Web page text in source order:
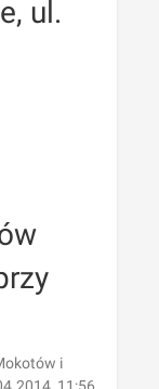
ul.
i